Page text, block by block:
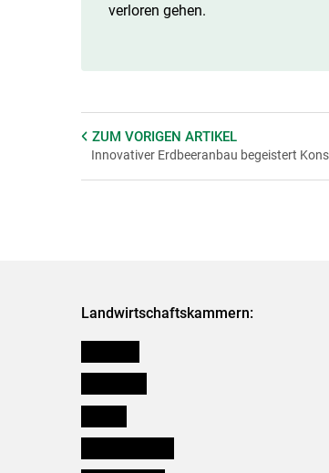
verloren gehen.
ZUM VORIGEN ARTIKEL
Innovativer Erdbeeranbau begeistert
Landwirtschaftskammern: